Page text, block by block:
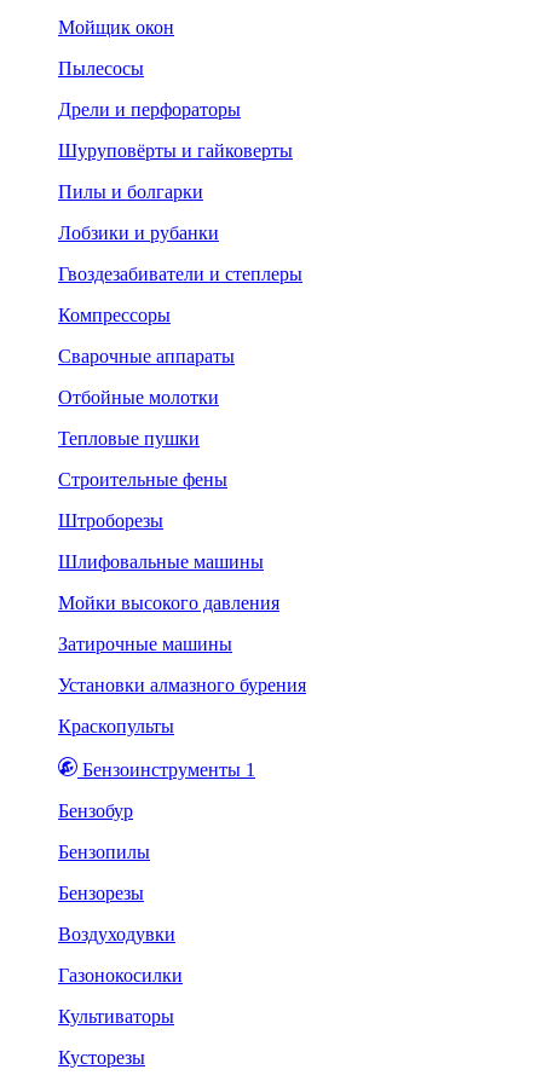
Мойщик окон
Пылесосы
Дрели и перфораторы
Шуруповёрты и гайковерты
Пилы и болгарки
Лобзики и рубанки
Гвоздезабиватели и степлеры
Компрессоры
Сварочные аппараты
Отбойные молотки
Тепловые пушки
Строительные фены
Штроборезы
Шлифовальные машины
Мойки высокого давления
Затирочные машины
Установки алмазного бурения
Краскопульты
Бензоинструменты 1
Бензобур
Бензопилы
Бензорезы
Воздуходувки
Газонокосилки
Культиваторы
Кусторезы